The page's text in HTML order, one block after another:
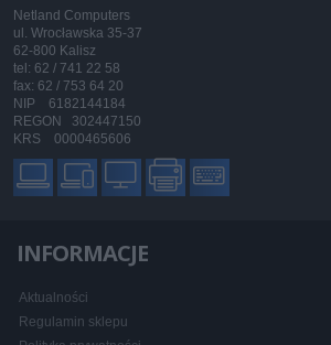
Netland Computers
ul. Wrocławska 35-37
62-800 Kalisz
tel: 62 / 741 22 58
fax: 62 / 753 64 20
NIP 6182144184
REGON 302447150
KRS 0000465606
INFORMACJE
Aktualności
Regulamin sklepu